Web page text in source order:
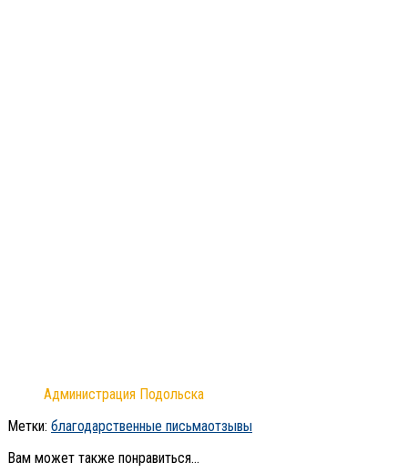
Администрация Подольска
Метки: благодарственные письмаотзывы
Вам может также понравиться...